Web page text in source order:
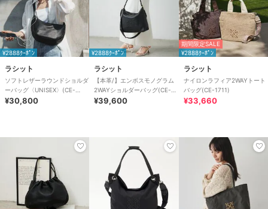
¥2888ｸｰﾎﾟﾝ
ラシット
ソフトレザーラウンドショルダ
ーバッグ〈UNISEX〉(CE-
1326)
¥30,800
¥2888ｸｰﾎﾟﾝ
ラシット
【本革/】エンボスモノグラム
2WAYショルダーバッグ(CE-
1692)
¥39,600
期間限定SALE
¥2888ｸｰﾎﾟﾝ
ラシット
ナイロンラフィア2WAYトート
バッグ(CE-1711)
¥33,660